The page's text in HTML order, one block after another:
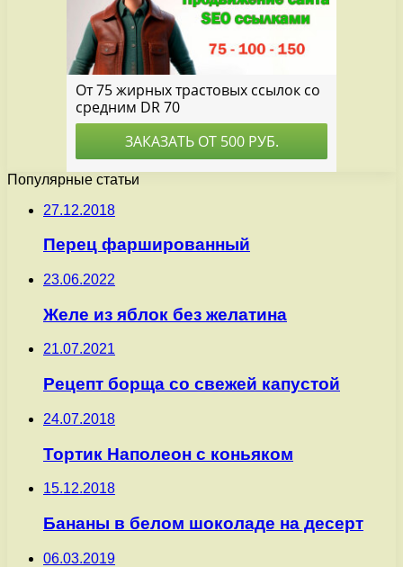
Популярные статьи
27.12.2018
Перец фаршированный
23.06.2022
Желе из яблок без желатина
21.07.2021
Рецепт борща со свежей капустой
24.07.2018
Тортик Наполеон с коньяком
15.12.2018
Бананы в белом шоколаде на десерт
06.03.2019